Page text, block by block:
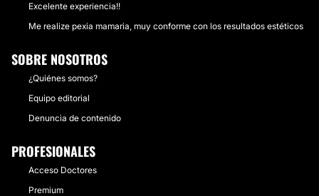
Excelente experiencia!!
Me realize pexia mamaria, muy conforme con los resultados estéticos
SOBRE NOSOTROS
¿Quiénes somos?
Equipo editorial
Denuncia de contenido
PROFESIONALES
Acceso Doctores
Premium